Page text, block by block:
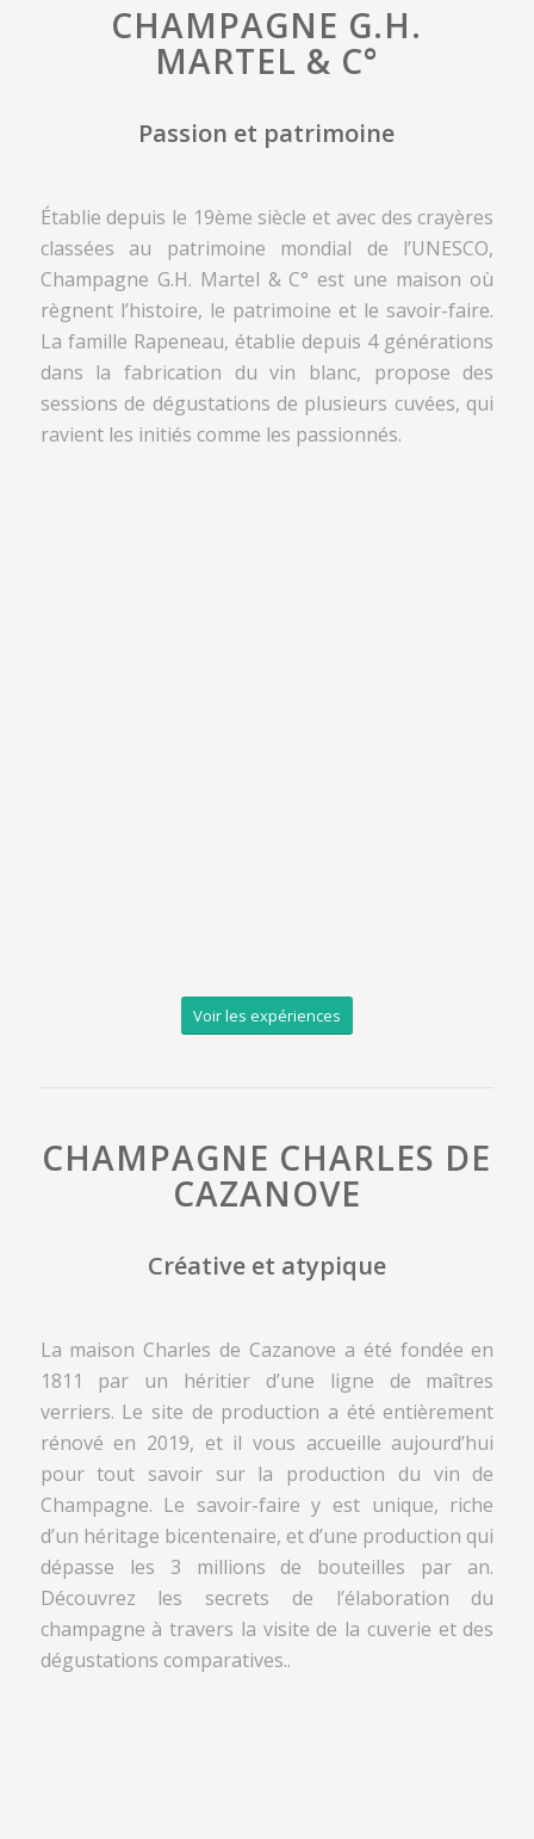
CHAMPAGNE G.H.
MARTEL & C°
Passion et patrimoine
Établie depuis le 19ème siècle et avec des crayères
classées au patrimoine mondial de l’UNESCO,
Champagne G.H. Martel & C° est une maison où
règnent l’histoire, le patrimoine et le savoir-faire.
La famille Rapeneau, établie depuis 4 générations
dans la fabrication du vin blanc, propose des
sessions de dégustations de plusieurs cuvées, qui
ravient les initiés comme les passionnés.
Voir les expériences
CHAMPAGNE CHARLES DE
CAZANOVE
Créative et atypique
La maison Charles de Cazanove a été fondée en
1811 par un héritier d’une ligne de maîtres
verriers. Le site de production a été entièrement
rénové en 2019, et il vous accueille aujourd’hui
pour tout savoir sur la production du vin de
Champagne. Le savoir-faire y est unique, riche
d’un héritage bicentenaire, et d’une production qui
dépasse les 3 millions de bouteilles par an.
Découvrez les secrets de l’élaboration du
champagne à travers la visite de la cuverie et des
dégustations comparatives..